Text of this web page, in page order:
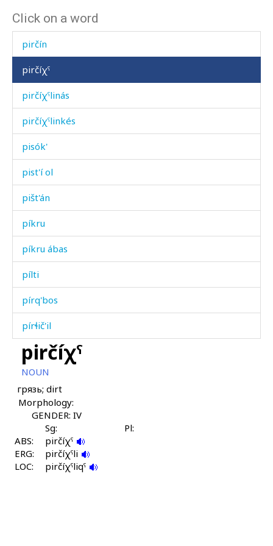
Click on a word
pirsːí
pirčín
pirčíχˤ
pirčíχˤlinás
pirčíχˤlinkés
pisók'
pist'í ol
pišt'án
píkru
píkru ábas
pílti
pírq'bos
pírɬič'il
pírχbos
pírχt'i
pítni
píɬbos as
pirčíχˤ
NOUN
грязь; dirt
Morphology:
GENDER: IV
Sg:
Pl:
ABS:
pirčíχˤ
ERG:
pirčíχˤli
LOC:
pirčíχˤliqˤ